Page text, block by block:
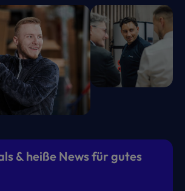
& heiße News für gutes